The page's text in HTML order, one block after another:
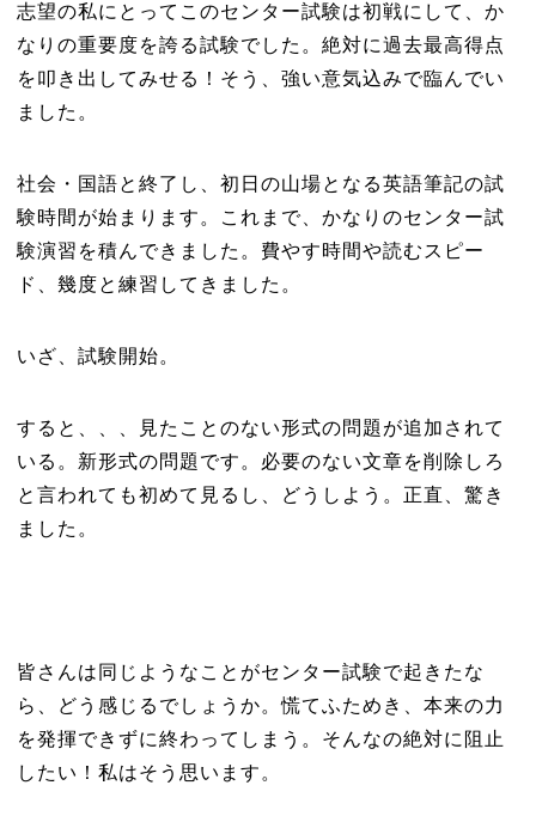
志望の私にとってこのセンター試験は初戦にして、か
なりの重要度を誇る試験でした。絶対に過去最高得点
を叩き出してみせる！そう、強い意気込みで臨んでい
ました。
社会・国語と終了し、初日の山場となる英語筆記の試
験時間が始まります。これまで、かなりのセンター試
験演習を積んできました。費やす時間や読むスピー
ド、幾度と練習してきました。
いざ、試験開始。
すると、、、見たことのない形式の問題が追加されて
いる。新形式の問題です。必要のない文章を削除しろ
と言われても初めて見るし、どうしよう。正直、驚き
ました。
皆さんは同じようなことがセンター試験で起きたな
ら、どう感じるでしょうか。慌てふためき、本来の力
を発揮できずに終わってしまう。そんなの絶対に阻止
したい！私はそう思います。